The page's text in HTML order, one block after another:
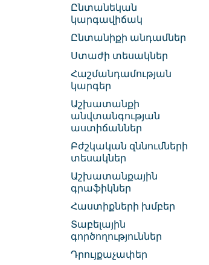
Ընտանեկան
կարգավիճակ
Ընտանիքի անդամներ
Ստաժի տեսակներ
Հաշմանդամության
կարգեր
Աշխատանքի
անվտանգության
աստիճաններ
Բժշկական զննումների
տեսակներ
Աշխատանքային
գրաֆիկներ
Հաստիքների խմբեր
Տաբելային
գործողություններ
Դրույքաչափեր